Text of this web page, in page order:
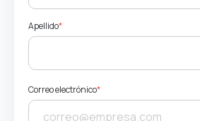
Apellido*
Correo electrónico*